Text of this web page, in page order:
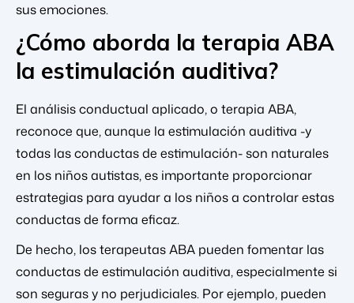
sus emociones.
¿Cómo aborda la terapia ABA
la estimulación auditiva?
El análisis conductual aplicado, o terapia ABA,
reconoce que, aunque la estimulación auditiva -y
todas las conductas de estimulación- son naturales
en los niños autistas, es importante proporcionar
estrategias para ayudar a los niños a controlar estas
conductas de forma eficaz.
De hecho, los terapeutas ABA pueden fomentar las
conductas de estimulación auditiva, especialmente si
son seguras y no perjudiciales. Por ejemplo, pueden